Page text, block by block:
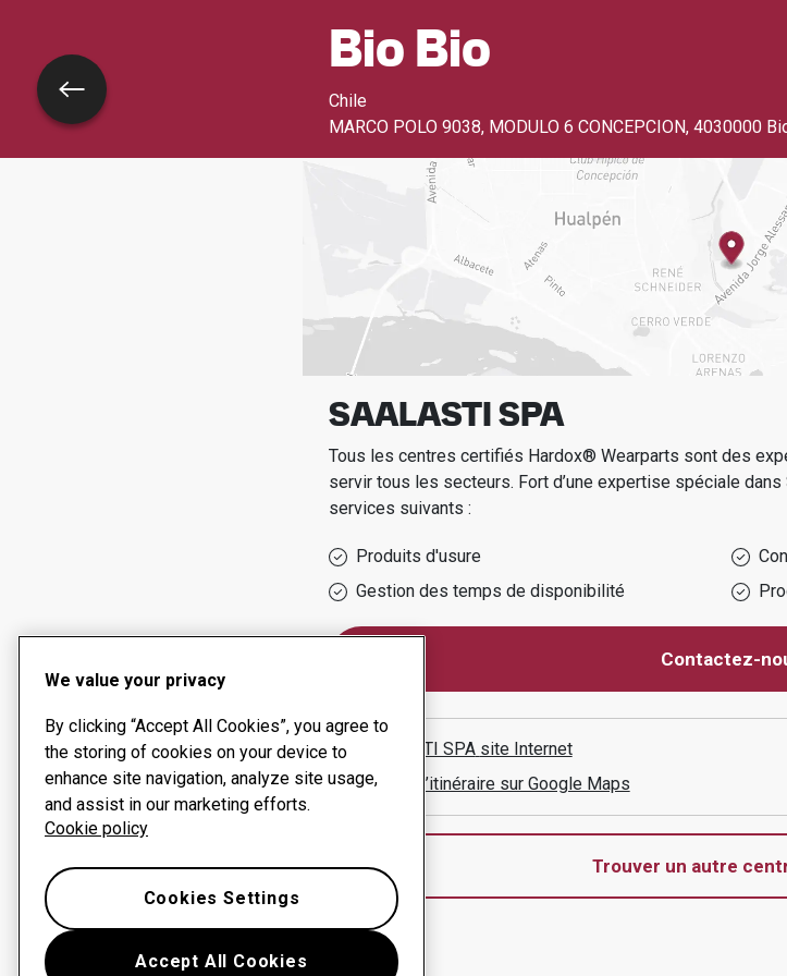
Bio Bio
Chile
MARCO POLO 9038, MODULO 6 CONCEPCION, 4030000
SAALASTI SPA
Tous les centres certifiés Hardox® Wearparts sont des
servir tous les secteurs. Fort d’une expertise spéciale dans
services suivants :
Produits d'usure
Gestion des temps de disponibilité
Contactez-
SAALASTI SPA site Internet
Afficher l’itinéraire sur Google Maps
Trouver un autre
Retour
We value your privacy
By clicking “Accept All Cookies”, you agree to
the storing of cookies on your device to
enhance site navigation, analyze site usage,
and assist in our marketing efforts.
Cookie policy
Accept All Cookies
Cookies Settings